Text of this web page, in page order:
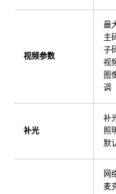
视频参数
最
主
子
视
图
调
补光
补
照
默
网
麦